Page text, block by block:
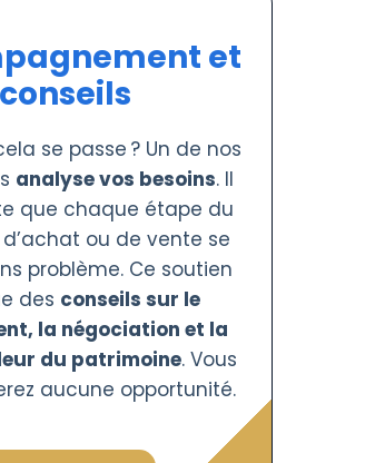
et
conseils
se passe ? Un de nos
analyse vos besoins. Il
que chaque étape du
ou de vente se
problème. Ce soutien
des conseils sur le
la négociation et la
du patrimoine. Vous
aucune opportunité.